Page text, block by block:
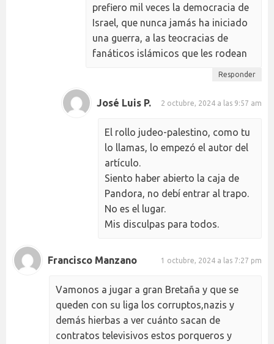
prefiero mil veces la democracia de
Israel, que nunca jamás ha iniciado
una guerra, a las teocracias de
fanáticos islámicos que les rodean
Responder
José Luis P. 2 octubre, 2024 a las 9:57 am
El rollo judeo-palestino, como tu
lo llamas, lo empezó el autor del
artículo.
Siento haber abierto la caja de
Pandora, no debí entrar al trapo.
No es el lugar.
Mis disculpas para todos.
Francisco Manzano 1 octubre, 2024 a las 7:27 pm
Vamonos a jugar a gran Bretaña y que se
queden con su liga los corruptos,nazis y
demás hierbas a ver cuánto sacan de
contratos televisivos estos porqueros y